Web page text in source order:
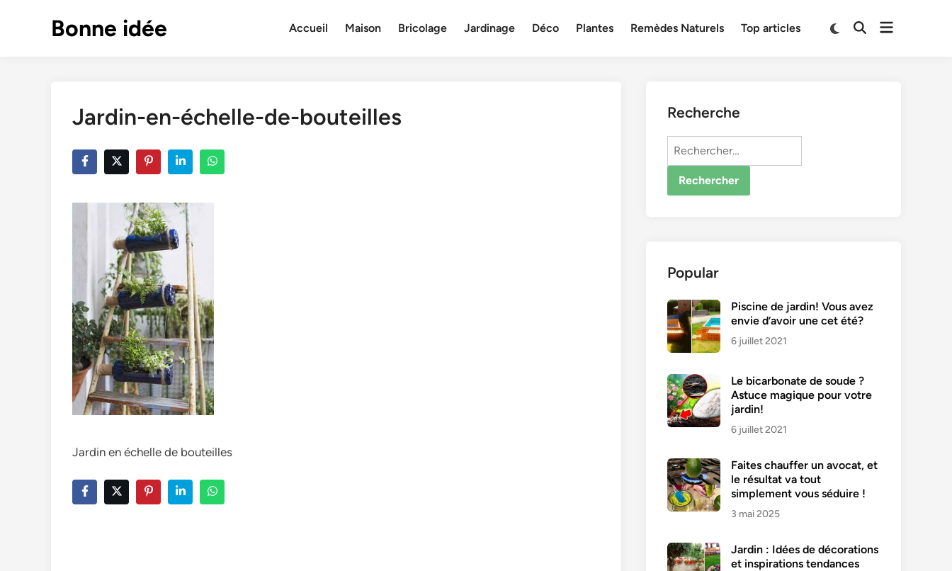
Bonne idée Accueil Maison Bricolage Jardinage Déco Plantes Remèdes Naturels Top articles
SwitchOpenOpen
Jardin-en-échelle-de-bouteilles
Jardin en échelle de bouteilles
Recherche
Rechercher :
Popular
Piscine de jardin! Vous avez
envie d’avoir une cet été?
6 juillet 2021
Le bicarbonate de soude ?
Astuce magique pour votre
jardin!
6 juillet 2021
Faites chauffer un avocat, et
le résultat va tout
simplement vous séduire !
3 mai 2025
Jardin : Idées de décorations
et inspirations tendances